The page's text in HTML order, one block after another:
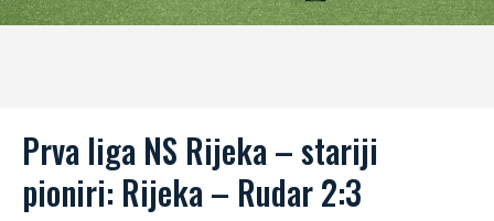
Prva liga NS Rijeka – stariji
pioniri: Rijeka – Rudar 2:3